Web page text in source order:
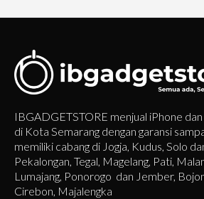
IBGADGETSTORE menjual iPhone
di Kota Semarang dengan garansi
memiliki cabang di Jogja, Kudus, Solo
Pekalongan, Tegal, Magelang, Pati,
Lumajang, Ponorogo dan Jember,
Cirebon, Majalengka